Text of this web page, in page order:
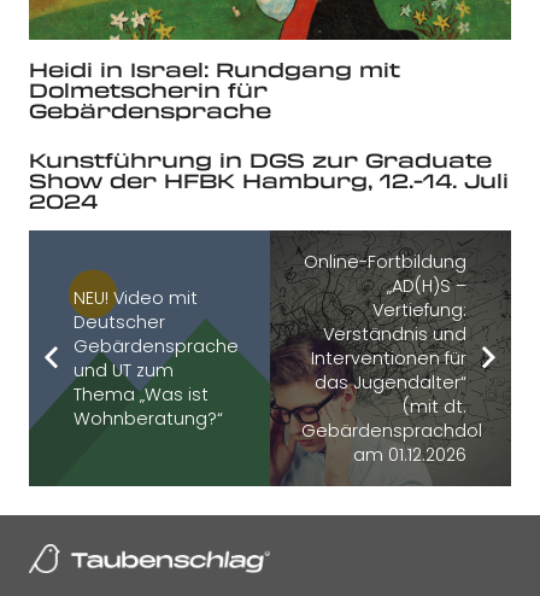
Heidi in Israel: Rundgang mit
Dolmetscherin für
Gebärdensprache
Kunstführung in DGS zur Graduate
Show der HFBK Hamburg, 12.-14. Juli
2024
NEU! Video mit
Deutscher
Gebärdensprache
und UT zum
Thema „Was ist
Wohnberatung?“
Online-Fortbildung
„AD(H)S –
Vertiefung:
Verständnis und
Interventionen für
das Jugendalter“
(mit dt.
am 01.12.2026